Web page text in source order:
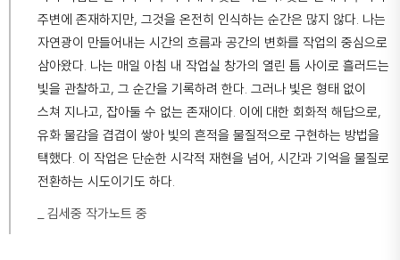
주변에 존재하지만, 그것을 온전히 인식하는 순간은 많지 않다. 나는
자연광이 만들어내는 시간의 흐름과 공간의 변화를 작업의 중심으로
삼아왔다. 나는 매일 아침 내 작업실 창가의 열린 틈 사이로 흘러드는
빛을 관찰하고, 그 순간을 기록하려 한다. 그러나 빛은 형태 없이
스쳐 지나고, 잡아둘 수 없는 존재이다. 이에 대한 회화적 해답으로,
유화 물감을 겹겹이 쌓아 빛의 흔적을 물질적으로 구현하는 방법을
택했다. 이 작업은 단순한 시각적 재현을 넘어, 시간과 기억을 물질로
전환하는 시도이기도 하다.
_ 김세중 작가노트 중